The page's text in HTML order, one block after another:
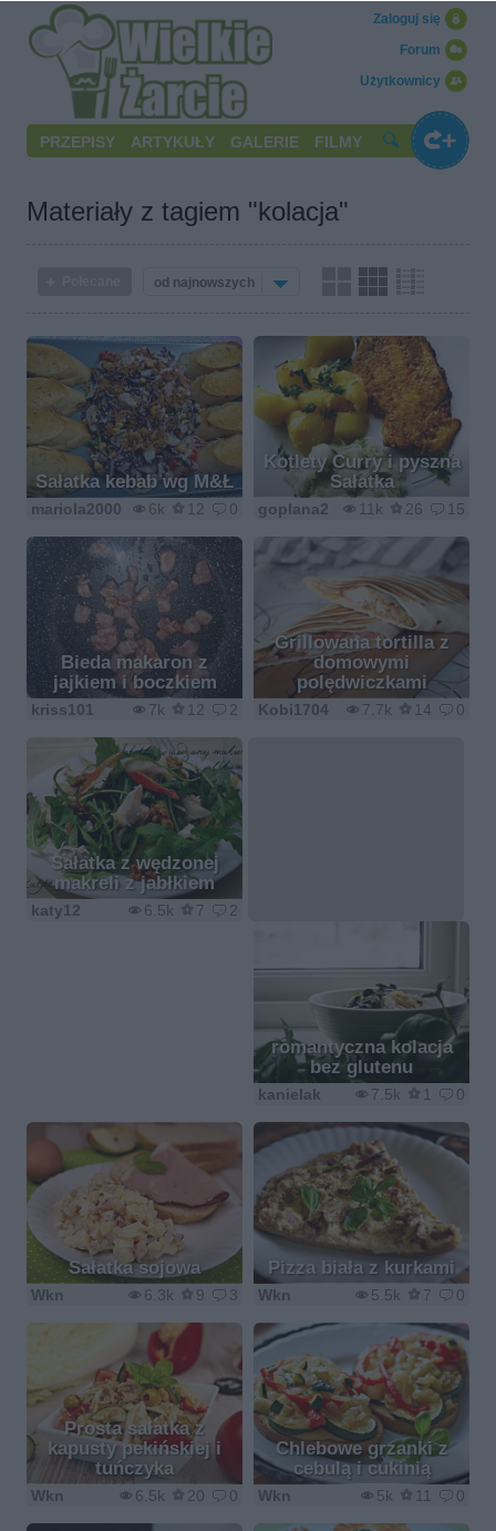
Użytkownicy
Forum
Zaloguj się
PRZEPISY ARTYKUŁY GALERIE FILMY
Materiały z tagiem "kolacja"
od najnowszych
Sałatka kebab wg M&Ł
6k 12 0
mariola2000
Kotlety Curry i pyszna
Sałatka
11k 26 15
goplana2
Bieda makaron z
jajkiem i boczkiem
7k 12 2
kriss101
Grillowana tortilla z
domowymi
polędwiczkami
7.7k 14 0
Kobi1704
Sałatka z wędzonej
makreli z jabłkiem
6.5k 7 2
katy12
romantyczna kolacja
bez glutenu
7.5k 1 0
kanielak
Sałatka sojowa
6.3k 9 3
Wkn
Pizza biała z kurkami
5.5k 7 0
Wkn
Prosta sałatka z
kapusty pekińskiej i
tuńczyka
6.5k 20 0
Wkn
Chlebowe grzanki z
cebulą i cukinią
5k 11 0
Wkn